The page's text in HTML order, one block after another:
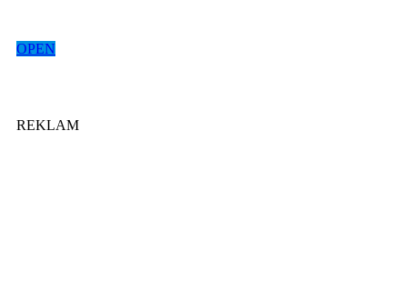
OPEN
REKLAM